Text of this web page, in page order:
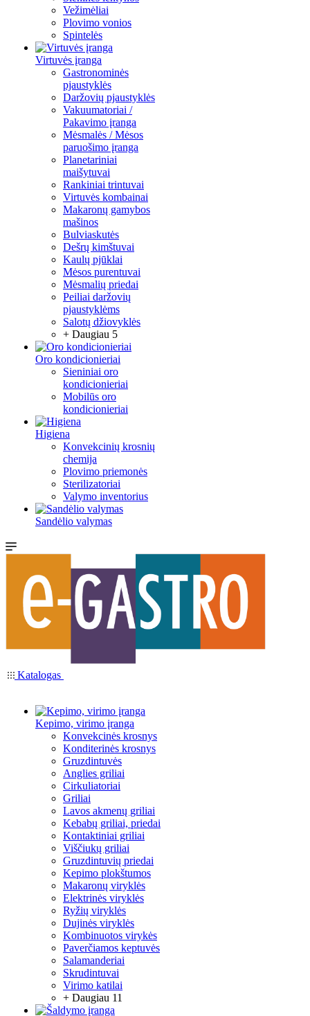
Vežimėliai
Plovimo vonios
Spintelės
Virtuvės įranga
Gastronominės
pjaustyklės
Daržovių pjaustyklės
Vakuumatoriai /
Pakavimo įranga
Mėsmalės / Mėsos
paruošimo įranga
Planetariniai
maišytuvai
Rankiniai trintuvai
Virtuvės kombainai
Makaronų gamybos
mašinos
Bulviaskutės
Dešrų kimštuvai
Kaulų pjūklai
Mėsos purentuvai
Mėsmalių priedai
Peiliai daržovių
pjaustyklėms
Salotų džiovyklės
+ Daugiau 5
Oro kondicionieriai
Sieniniai oro
kondicionieriai
Mobilūs oro
kondicionieriai
Higiena
Konvekcinių krosnių
chemija
Plovimo priemonės
Sterilizatoriai
Valymo inventorius
Sandėlio valymas
Katalogas
Kepimo, virimo įranga
Konvekcinės krosnys
Konditerinės krosnys
Gruzdintuvės
Anglies griliai
Cirkuliatoriai
Griliai
Lavos akmenų griliai
Kebabų griliai, priedai
Kontaktiniai griliai
Viščiukų griliai
Gruzdintuvių priedai
Kepimo plokštumos
Makaronų viryklės
Elektrinės viryklės
Ryžių viryklės
Dujinės viryklės
Kombinuotos virykės
Paverčiamos keptuvės
Salamanderiai
Skrudintuvai
Virimo katilai
+ Daugiau 11